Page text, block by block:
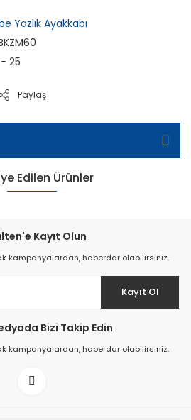
Yazlık Ayakkabı
25
Paylaş
Edilen Ürünler
Kayıt Olun
kampanyalardan, haberdar olabilirsiniz.
Kayıt Ol
Bizi Takip Edin
kampanyalardan, haberdar olabilirsiniz.